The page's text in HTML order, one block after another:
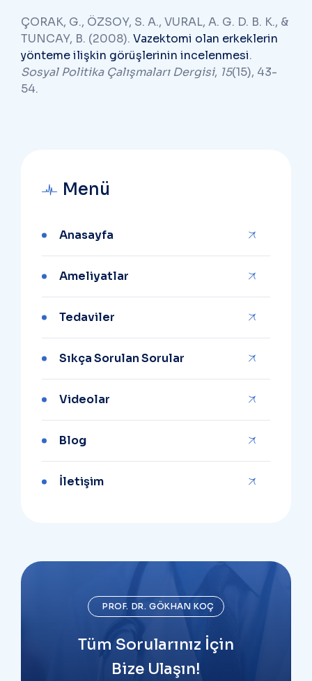
ÇORAK, G., ÖZSOY, S. A., VURAL, A. G. D. B. K., &
TUNCAY, B. (2008). Vazektomi olan erkeklerin
yönteme ilişkin görüşlerinin incelenmesi.
Sosyal Politika Çalışmaları Dergisi, 15(15), 43-
54.
Menü
Anasayfa
Ameliyatlar
Tedaviler
Sıkça Sorulan Sorular
Videolar
Blog
İletişim
PROF. DR. GÖKHAN KOÇ
Tüm Sorularınız İçin
Bize Ulaşın!